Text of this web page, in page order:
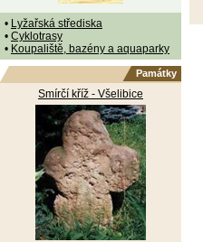
• Lyžařská střediska
• Cyklotrasy
• Koupaliště, bazény a aquaparky
Památky
Smírčí kříž - Všelibice